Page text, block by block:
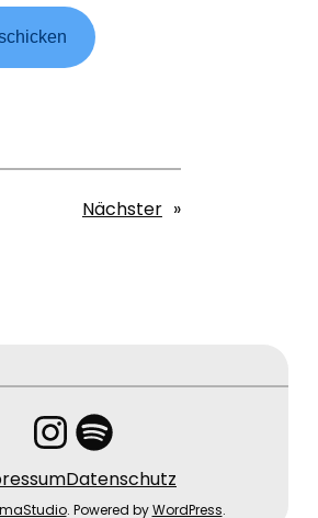
Nächster »
Instagram
Spotify
Datenschutz
. Powered byWordPress.